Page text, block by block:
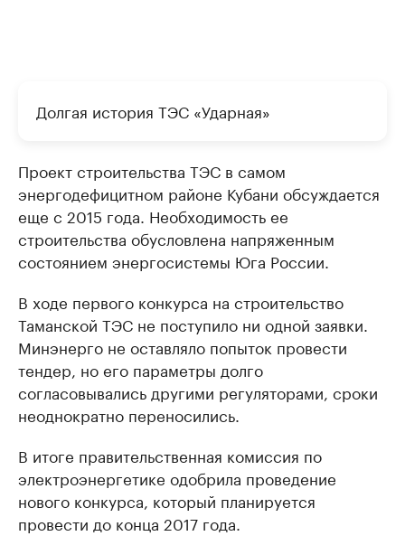
Долгая история ТЭС «Ударная»
Проект строительства ТЭС в самом
энергодефицитном районе Кубани обсуждается
еще с 2015 года. Необходимость ее
строительства обусловлена напряженным
состоянием энергосистемы Юга России.
В ходе первого конкурса на строительство
Таманской ТЭС не поступило ни одной заявки.
Минэнерго не оставляло попыток провести
тендер, но его параметры долго
согласовывались другими регуляторами, сроки
неоднократно переносились.
В итоге правительственная комиссия по
электроэнергетике одобрила проведение
нового конкурса, который планируется
провести до конца 2017 года.